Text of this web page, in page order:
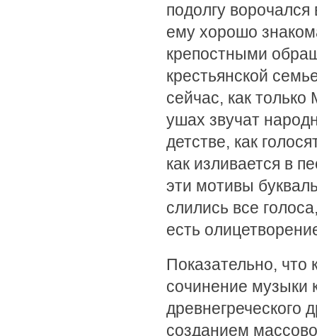
подолгу
ему хорошо
крепостными
крестьянской
сейчас, как
ушах звучат
детстве, как
как изливается в
эти мотивы
слились все
есть
Показательно, что
сочинение музыки
древнегреческого
созданием